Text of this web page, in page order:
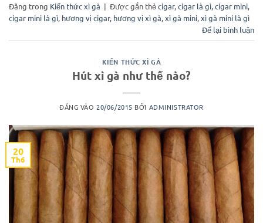
Đăng trong Kiến thức xì gà | Được gắn thẻcigar,cigar là gì,cigar mini,
cigar mini là gì, hương vị cigar, hương vị xì gà,xì gà mini,xì gà mini là gì
Để lại bình luận
KIẾN THỨC XÌ GÀ
Hút xì gà như thế nào?
ĐĂNG VÀO20/06/2015 BỞI ADMINISTRATOR
20
Th6